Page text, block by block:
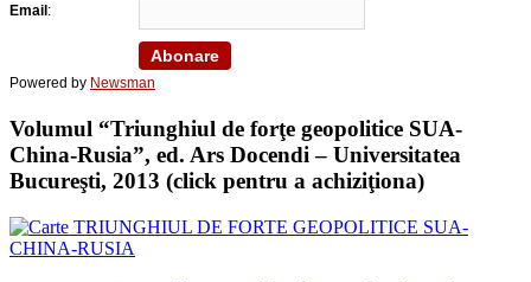
Email :
Powered by Newsman
Volumul “Triunghiul de forţe geopolitice SUA-
China-Rusia”, ed. Ars Docendi – Universitatea
Bucureşti, 2013 (click pentru a achiziţiona)